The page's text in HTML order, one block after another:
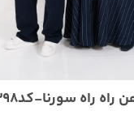
راه راه سورنا-کد5298